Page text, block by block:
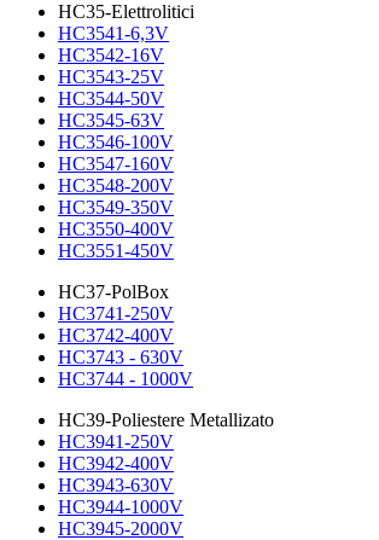
HC35-Elettrolitici
HC3541-6,3V
HC3542-16V
HC3543-25V
HC3544-50V
HC3545-63V
HC3546-100V
HC3547-160V
HC3548-200V
HC3549-350V
HC3550-400V
HC3551-450V
HC37-PolBox
HC3741-250V
HC3742-400V
HC3743 - 630V
HC3744 - 1000V
HC39-Poliestere Metallizato
HC3941-250V
HC3942-400V
HC3943-630V
HC3944-1000V
HC3945-2000V